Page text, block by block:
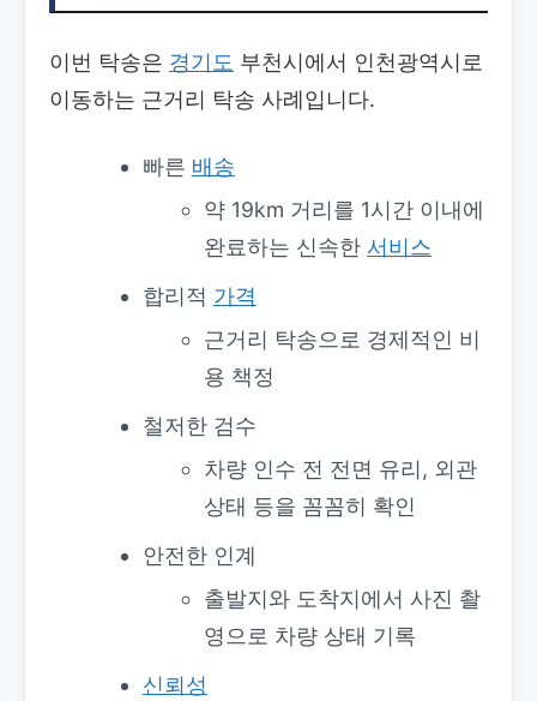
이번 탁송은 경기도 부천시에서 인천광역시로
이동하는 근거리 탁송 사례입니다.
빠른 배송
약 19km 거리를 1시간 이내에
완료하는 신속한 서비스
합리적 가격
근거리 탁송으로 경제적인 비
용 책정
철저한 검수
차량 인수 전 전면 유리, 외관
상태 등을 꼼꼼히 확인
안전한 인계
출발지와 도착지에서 사진 촬
영으로 차량 상태 기록
신뢰성